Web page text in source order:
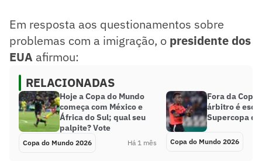
Em resposta aos questionamentos sobre
problemas com a imigração, o presidente dos
EUA afirmou:
RELACIONADAS
Hoje a Copa do Mundo
começa com México e
África do Sul; qual seu
palpite? Vote
Copa do Mundo 2026 Há 1 mês
Fora da Copa
árbitro é
Supercopa
Copa do Mundo 2026